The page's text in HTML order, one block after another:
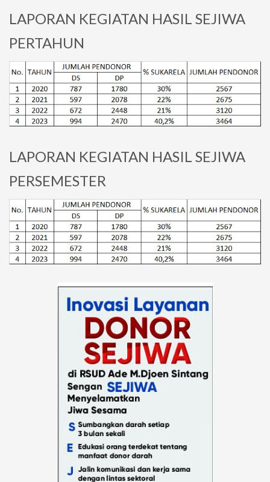
LAPORAN KEGIATAN HASIL SEJIWA
PERTAHUN
LAPORAN KEGIATAN HASIL SEJIWA
PERSEMESTER